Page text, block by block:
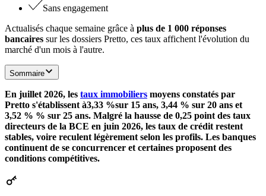
Sans engagement
Actualisés chaque semaine grâce à plus de 1 000 réponses
bancaires sur les dossiers Pretto, ces taux affichent l'évolution du
marché d'un mois à l'autre.
Sommaire
En juillet 2026, les taux immobiliers moyens constatés par
Pretto s'établissent à3,33 %sur 15 ans, 3,44 % sur 20 ans et
3,52 % % sur 25 ans. Malgré la hausse de 0,25 point des taux
directeurs de la BCE en juin 2026, les taux de crédit restent
stables, voire reculent légèrement selon les profils. Les banques
continuent de se concurrencer et certaines proposent des
conditions compétitives.